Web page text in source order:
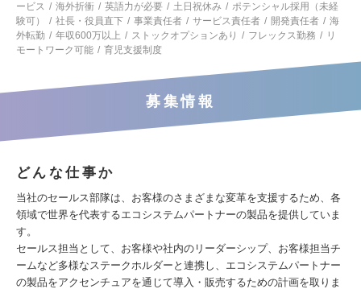
ービス
海外折衝 英語力が必要 土日祝休み
ポテンシャル採用（未経
験可）
社長・役員直下 事業責任者 サービス責任者 開発責任者
海
外転勤
年収600万以上 ストックオプションあり フレックス勤務
リ
モートワーク可能
育児支援制度
募集情報
どんな仕事か
当社のセールス部隊は、お客様のさまざまな変革を支援するため、各
領域で世界を代表するエコシステムパートナーの製品を提供していま
す。
セールス担当として、お客様や社内のリーダーシップ、お客様担当チ
ームなど多様なステークホルダーと連携し、エコシステムパートナー
の製品をアクセンチュアを通じて導入・販売するための計画を取りま